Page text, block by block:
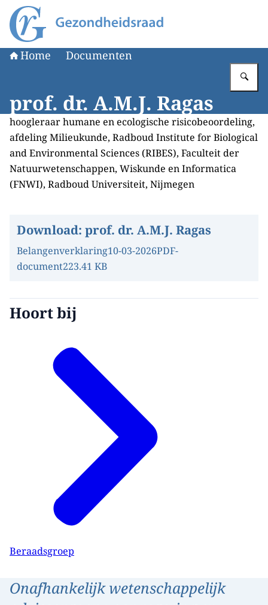
Naar de homepage van Gezondheidsraad
Home Documenten
prof. dr. A.M.J. Ragas
hoogleraar humane en ecologische risicobeoordeling,
afdeling Milieukunde, Radboud Institute for Biological
and Environmental Sciences (RIBES), Faculteit der
Natuurwetenschappen, Wiskunde en Informatica
(FNWI), Radboud Universiteit, Nijmegen
Download: prof. dr. A.M.J. Ragas
Belangenverklaring10-03-2026PDF-
document223.41 KB
Hoort bij
Beraadsgroep
Onafhankelijk wetenschappelijk